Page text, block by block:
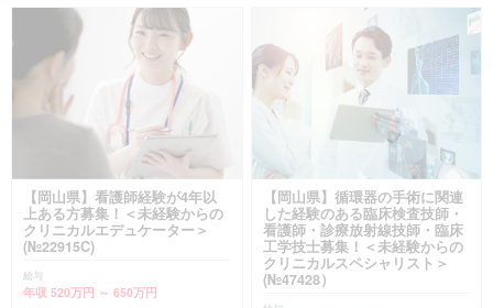
【岡山県】看護師経験が4年以
上ある方募集！＜未経験からの
クリニカルエデュケーター＞
(№22915C)
給与
年収 520万円 ～ 650万円
【岡山県】循環器の手術に関連
した経験のある臨床検査技師・
看護師・診療放射線技師・臨床
工学技士募集！＜未経験からの
クリニカルスペシャリスト＞
(№47428）